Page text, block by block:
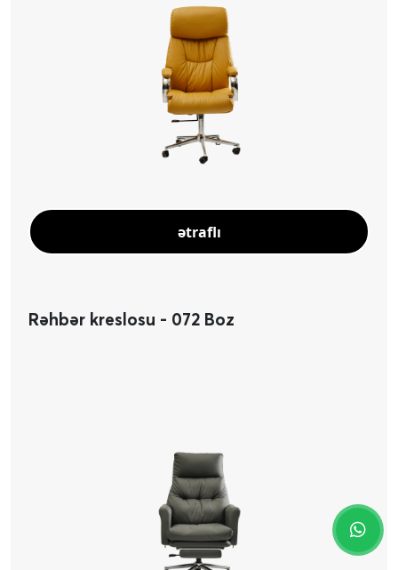
ətraflı
Rəhbər kreslosu - 072 Boz